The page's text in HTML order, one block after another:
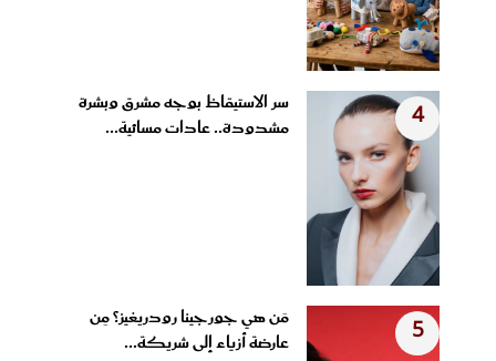
4
سر الاستيقاظ بوجه مشرق وبشرة
مشدودة.. عادات مسائية...
5
مَن هي جورجينا رودريغيز؟ مِن
عارضة أزياء إلى شريكة...